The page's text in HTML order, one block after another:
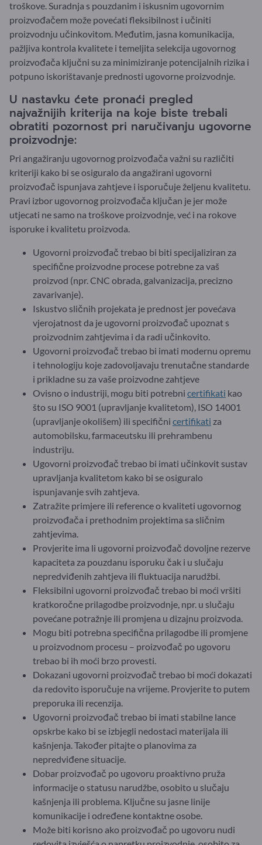
troškove. Suradnja s pouzdanim i iskusnim ugovornim
proizvođačem može povećati fleksibilnost i učiniti
proizvodnju učinkovitom. Međutim, jasna komunikacija,
pažljiva kontrola kvalitete i temeljita selekcija ugovornog
proizvođača ključni su za minimiziranje potencijalnih rizika i
potpuno iskorištavanje prednosti ugovorne proizvodnje.
U nastavku ćete pronaći pregled
najvažnijih kriterija na koje biste trebali
obratiti pozornost pri naručivanju ugovorne
proizvodnje:
Pri angažiranju ugovornog proizvođača važni su različiti
kriteriji kako bi se osiguralo da angažirani ugovorni
proizvođač ispunjava zahtjeve i isporučuje željenu kvalitetu.
Pravi izbor ugovornog proizvođača ključan je jer može
utjecati ne samo na troškove proizvodnje, već i na rokove
isporuke i kvalitetu proizvoda.
Ugovorni proizvođač trebao bi biti specijaliziran za
specifične proizvodne procese potrebne za vaš
proizvod (npr. CNC obrada, galvanizacija, precizno
zavarivanje).
Iskustvo sličnih projekata je prednost jer povećava
vjerojatnost da je ugovorni proizvođač upoznat s
proizvodnim zahtjevima i da radi učinkovito.
Ugovorni proizvođač trebao bi imati modernu opremu
i tehnologiju koje zadovoljavaju trenutačne standarde
i prikladne su za vaše proizvodne zahtjeve
Ovisno o industriji, mogu biti potrebni certifikati kao
što su ISO 9001 (upravljanje kvalitetom), ISO 14001
(upravljanje okolišem) ili specifični certifikati za
automobilsku, farmaceutsku ili prehrambenu
industriju.
Ugovorni proizvođač trebao bi imati učinkovit sustav
upravljanja kvalitetom kako bi se osiguralo
ispunjavanje svih zahtjeva.
Zatražite primjere ili reference o kvaliteti ugovornog
proizvođača i prethodnim projektima sa sličnim
zahtjevima.
Provjerite ima li ugovorni proizvođač dovoljne rezerve
kapaciteta za pouzdanu isporuku čak i u slučaju
nepredviđenih zahtjeva ili fluktuacija narudžbi.
Fleksibilni ugovorni proizvođač trebao bi moći vršiti
kratkoročne prilagodbe proizvodnje, npr. u slučaju
povećane potražnje ili promjena u dizajnu proizvoda.
Mogu biti potrebna specifična prilagodbe ili promjene
u proizvodnom procesu – proizvođač po ugovoru
trebao bi ih moći brzo provesti.
Dokazani ugovorni proizvođač trebao bi moći dokazati
da redovito isporučuje na vrijeme. Provjerite to putem
preporuka ili recenzija.
Ugovorni proizvođač trebao bi imati stabilne lance
opskrbe kako bi se izbjegli nedostaci materijala ili
kašnjenja. Također pitajte o planovima za
nepredviđene situacije.
Dobar proizvođač po ugovoru proaktivno pruža
informacije o statusu narudžbe, osobito u slučaju
kašnjenja ili problema. Ključne su jasne linije
komunikacije i određene kontaktne osobe.
Može biti korisno ako proizvođač po ugovoru nudi